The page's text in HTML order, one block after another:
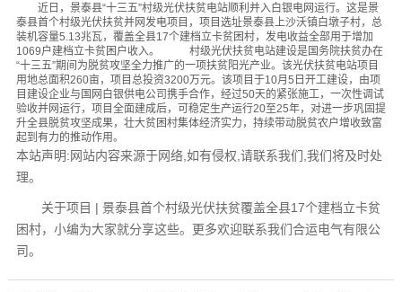
近日，景泰县“十三五”村级光伏扶贫电站顺利并入白银电网运行。这是景
泰县首个村级光伏扶贫并网发电项目，项目选址景泰县上沙沃镇白墩子村，总
装机容量5.13兆瓦，覆盖全县17个建档立卡贫困村，发电收益全部用于增加
1069户建档立卡贫困户收入。 村级光伏扶贫电站建设是国务院扶贫办在
“十三五”期间为脱贫攻坚全力推广的一项扶贫阳光产业。该光伏扶贫电站项目
用地总面积260亩，项目总投资3200万元。该项目于10月5日开工建设，由项
目建设企业与国网白银供电公司携手合作，经过50天的紧张施工，一次性调试
验收并网运行，项目全面建成后，可稳定生产运行20至25年，对进一步巩固提
升全县脱贫攻坚成果，壮大贫困村集体经济实力，持续带动脱贫农户增收致富
起到有力的推动作用。
本站声明:网站内容来源于网络,如有侵权,请联系我们,我们将及时处
理。
关于项目 | 景泰县首个村级光伏扶贫覆盖全县17个建档立卡贫
困村，小编为大家就分享这些。更多欢迎联系我们合运电气有限公
司。